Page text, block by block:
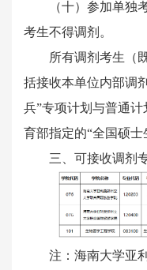
（十）参加单独考
考生不得调剂。
所有调剂考生（既
括接收本单位内部调
兵”专项计划与普通
育部指定的“全国硕士
三、可接收调剂专
注：海南大学亚利